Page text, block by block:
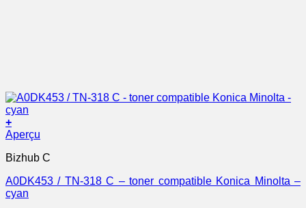
+
Aperçu
Bizhub C
A0DK453 / TN-318 C – toner compatible Konica Minolta –
cyan